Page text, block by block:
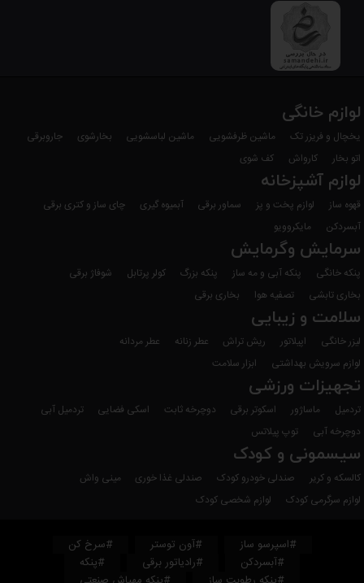
لوازم خانگی
یخچال و فریزر تک ماشین ظرفشویی ماشین لباسشویی بخارشوی
جاروبرقی
اتو بخار
کارواش کف شوی
لوازم آشپزخانه
قهوه ساز لوازم پخت و پز سماور برقی آبمیوه گیری
چای ساز و کتری برقی
آبسردکن
مایکروویو
سرمایش وگرمایش
پنکه خانگی پنکه آبی و مه ساز پنکه بزرگ کولر پرتابل
شوفاژ برقی
بخاری تابشی
تصفیه هوا بخاری برقی
سلامت و زیبایی
لیزر خانگی اپیلاتور ریش تراش عطر زنانه
عطر مردانه
لوازم سرویش بهداشتی
ابزار سلامت
تجهیزات ورزشی
تردمیل ماساژور اسکوتر برقی دوچرخه ثابت اسکی فضایی
تردمیل آبی
دوچرخه آبی
توپ پیلاتس
سیسمونی و کودک
کالسکه و کریر صندلی خودرو کودک صندلی غذا خوری
مینی واش
لوازم سرگرمی کودک
لوازم شخصی کودک
#اسپرسو ساز #آون توستر
#سرخ کن
#آبسردکن
#رادیاتور برقی
#پنکه